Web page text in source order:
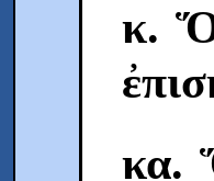
κ.
κα.